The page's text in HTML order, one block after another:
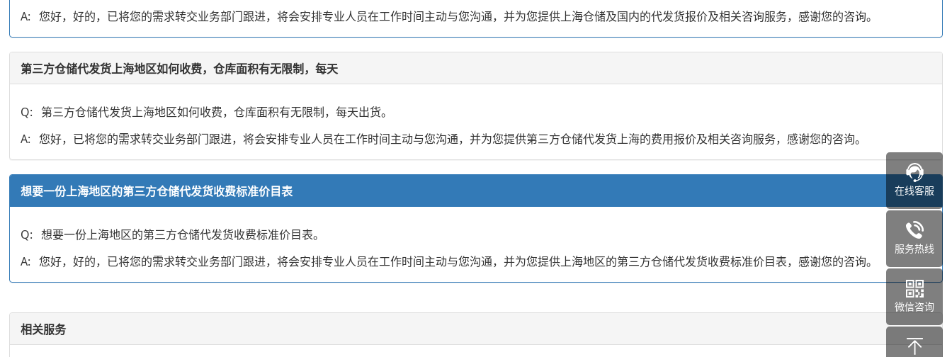
A: 您好，好的，已将您的需求转交业务部门跟进，将会安排专业人员在工作时间主动与您沟通，并为您提供上海仓储及国内的代发货报价及相关咨询服务，感谢您的咨询。
第三方仓储代发货上海地区如何收费，仓库面积有无限制，每天
Q: 第三方仓储代发货上海地区如何收费，仓库面积有无限制，每天出货。
A: 您好，已将您的需求转交业务部门跟进，将会安排专业人员在工作时间主动与您沟通，并为您提供第三方仓储代发货上海的费用报价及相关咨询服务，感谢您的咨询。
想要一份上海地区的第三方仓储代发货收费标准价目表
Q: 想要一份上海地区的第三方仓储代发货收费标准价目表。
A: 您好，好的，已将您的需求转交业务部门跟进，将会安排专业人员在工作时间主动与您沟通，并为您提供上海地区的第三方仓储代发货收费标准价目表，感谢您的咨询。
相关服务
在线客服
服务热线
微信咨询